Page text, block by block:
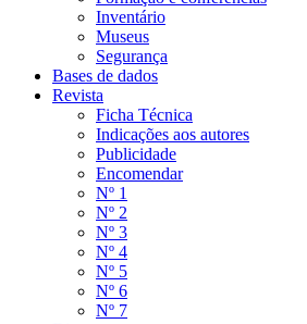
Inventário
Museus
Segurança
Bases de dados
Revista
Ficha Técnica
Indicações aos autores
Publicidade
Encomendar
Nº 1
Nº 2
Nº 3
Nº 4
Nº 5
Nº 6
Nº 7